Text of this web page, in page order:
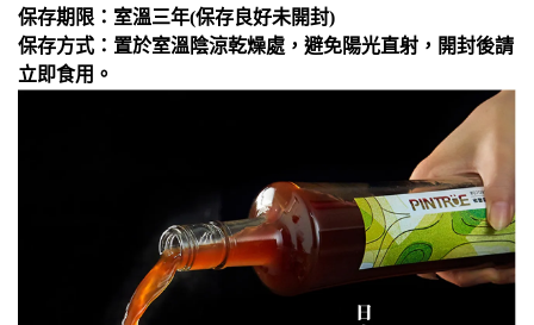
保存期限：室溫三年(保存良好未開封)
保存方式：置於室溫陰涼乾燥處，避免陽光直射，開封後請
立即食用。